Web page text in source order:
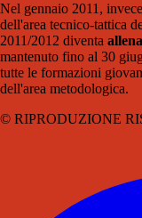
Nel gennaio 2011,
dell'area tecnico-tattica
2011/2012 diventa
mantenuto fino al 30
tutte le formazioni
dell'area metodologica.
© RIPRODUZIONE